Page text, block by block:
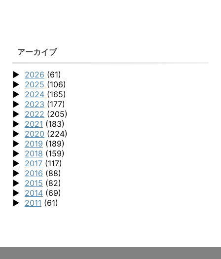
アーカイブ
2026 (61)
2025 (106)
2024 (165)
2023 (177)
2022 (205)
2021 (183)
2020 (224)
2019 (189)
2018 (159)
2017 (117)
2016 (88)
2015 (82)
2014 (69)
2011 (61)